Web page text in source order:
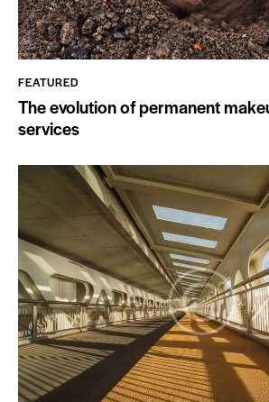
FEATURED
The evolution of permanent
services